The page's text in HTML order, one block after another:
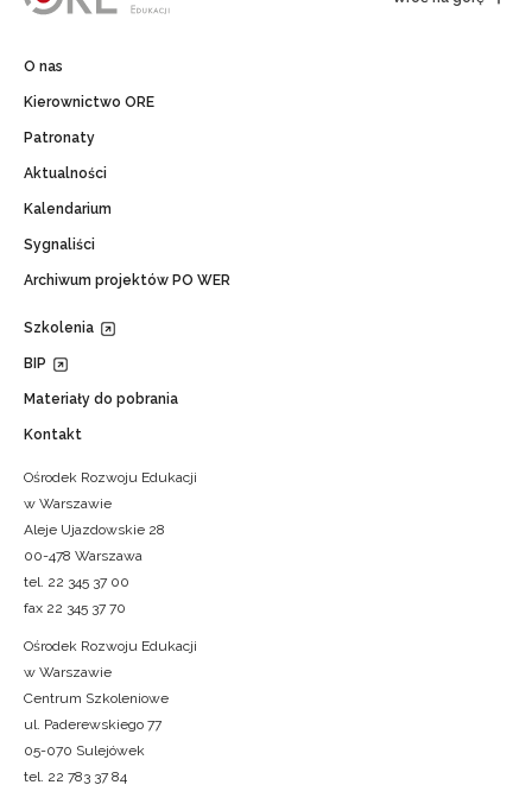
O nas
Kierownictwo ORE
Patronaty
Aktualności
Kalendarium
Sygnaliści
Archiwum projektów PO WER
Szkolenia
BIP
Materiały do pobrania
Kontakt
Ośrodek Rozwoju Edukacji
w Warszawie
Aleje Ujazdowskie 28
00-478 Warszawa
tel. 22 345 37 00
fax 22 345 37 70
Ośrodek Rozwoju Edukacji
w Warszawie
Centrum Szkoleniowe
ul. Paderewskiego 77
05-070 Sulejówek
tel. 22 783 37 84